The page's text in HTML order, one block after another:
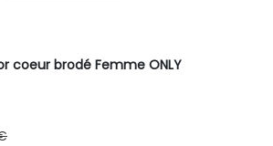
coeur brodé Femme ONLY